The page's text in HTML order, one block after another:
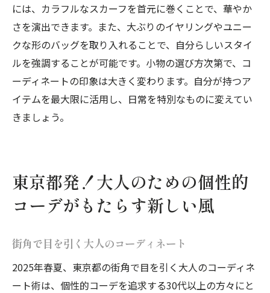
には、カラフルなスカーフを首元に巻くことで、華やか
さを演出できます。また、大ぶりのイヤリングやユニー
クな形のバッグを取り入れることで、自分らしいスタイ
ルを強調することが可能です。小物の選び方次第で、コ
ーディネートの印象は大きく変わります。自分が持つア
イテムを最大限に活用し、日常を特別なものに変えてい
きましょう。
東京都発！大人のための個性的
コーデがもたらす新しい風
街角で目を引く大人のコーディネート
2025年春夏、東京都の街角で目を引く大人のコーディネ
ート術は、個性的コーデを追求する30代以上の方々にと